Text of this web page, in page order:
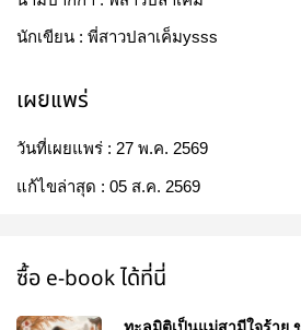
นักเขียน : พี่สาวปลาเค็มysss
เผยแพร่
วันที่เผยแพร่ : 27 พ.ค. 2569
แก้ไขล่าสุด : 05 ส.ค. 2569
ซื้อ e-book ได้ที่นี่